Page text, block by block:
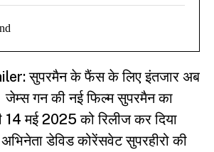
सुपरमैन के फैंस के लिए इंतजार अब
जेम्स गन की नई फिल्म सुपरमैन का
14 मई 2025 को रिलीज कर दिया
डेविड कोरेंसवेट सुपरहीरो की